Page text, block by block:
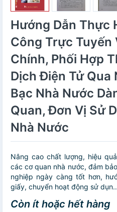
Hướng Dẫn Thực
Công Trực Tuyến
Chính, Phối Hợp
Dịch Điện Tử Qua
Bạc Nhà Nước
Quan, Đơn Vị Sử
Nhà Nước
Nâng cao chất lượng, hiệu
các cơ quan nhà nước, đảm
nghiệp ngày càng tốt hơn,
giấy, chuyển hoạt động sử
Còn ít hoặc hết hàng